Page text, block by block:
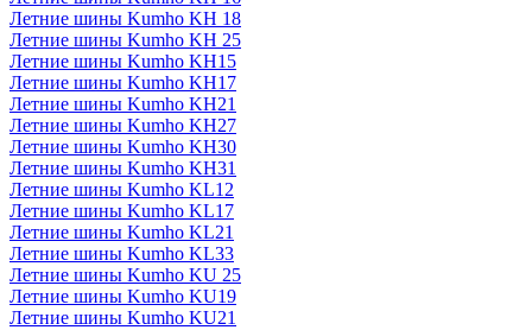
Летние шины Kumho KH 18
Летние шины Kumho KH 25
Летние шины Kumho KH15
Летние шины Kumho KH17
Летние шины Kumho KH21
Летние шины Kumho KH27
Летние шины Kumho KH30
Летние шины Kumho KH31
Летние шины Kumho KL12
Летние шины Kumho KL17
Летние шины Kumho KL21
Летние шины Kumho KL33
Летние шины Kumho KU 25
Летние шины Kumho KU19
Летние шины Kumho KU21